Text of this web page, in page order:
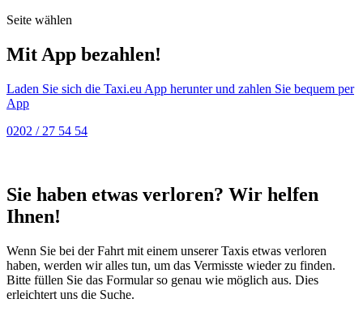
Seite wählen
Mit App bezahlen!
Laden Sie sich die Taxi.eu App herunter und zahlen Sie bequem per
App
0202 / 27 54 54
Sie haben etwas verloren? Wir helfen
Ihnen!
Wenn Sie bei der Fahrt mit einem unserer Taxis etwas verloren
haben, werden wir alles tun, um das Vermisste wieder zu finden.
Bitte füllen Sie das Formular so genau wie möglich aus. Dies
erleichtert uns die Suche.